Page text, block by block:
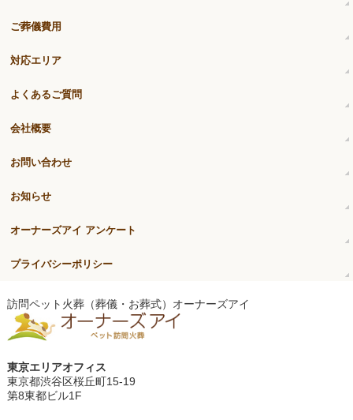
ご葬儀費用
対応エリア
よくあるご質問
会社概要
お問い合わせ
お知らせ
オーナーズアイ アンケート
プライバシーポリシー
訪問ペット火葬（葬儀・お葬式）オーナーズアイ
東京エリアオフィス
東京都渋谷区桜丘町15-19
第8東都ビル1F